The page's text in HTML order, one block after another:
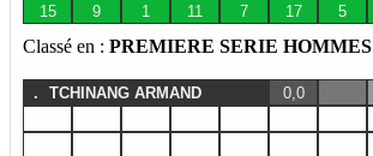
15
9 1 11 7 17 5
Classé en : PREMIERE SERIE HOMMES
. TCHINANG ARMAND
0,0